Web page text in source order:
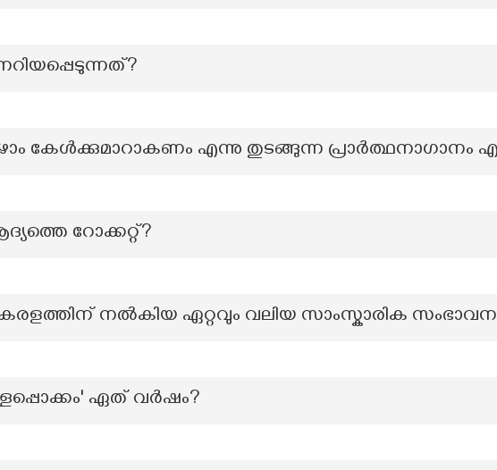
കേള്‍ക്കുമാറാകണം എന്നു തുടങ്ങുന്ന പ്രാര്‍ത്ഥനാഗാനം
റോക്കറ്റ്?
നൽകിയ ഏറ്റവും വലിയ സാംസ്കാരിക
ഏത് വർഷം?